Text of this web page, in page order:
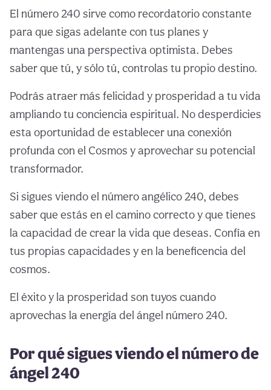
El número 240 sirve como recordatorio constante
para que sigas adelante con tus planes y
mantengas una perspectiva optimista. Debes
saber que tú, y sólo tú, controlas tu propio destino.
Podrás atraer más felicidad y prosperidad a tu vida
ampliando tu conciencia espiritual. No desperdicies
esta oportunidad de establecer una conexión
profunda con el Cosmos y aprovechar su potencial
transformador.
Si sigues viendo el número angélico 240, debes
saber que estás en el camino correcto y que tienes
la capacidad de crear la vida que deseas. Confía en
tus propias capacidades y en la beneficencia del
cosmos.
El éxito y la prosperidad son tuyos cuando
aprovechas la energía del ángel número 240.
Por qué sigues viendo el número de
ángel 240